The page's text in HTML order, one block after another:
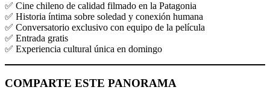
✅ Cine chileno de calidad filmado en la Patagonia
✅ Historia íntima sobre soledad y conexión humana
✅ Conversatorio exclusivo con equipo de la película
✅ Entrada gratis
✅ Experiencia cultural única en domingo
COMPARTE ESTE PANORAMA